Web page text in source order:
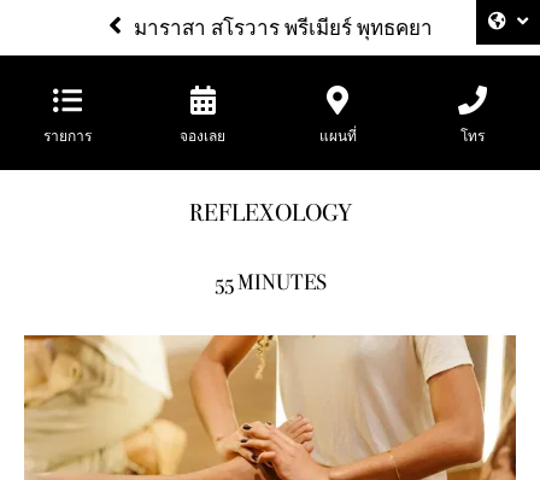
มาราสา สโรวาร พรีเมียร์ พุทธคยา
รายการ จองเลย แผนที่ โทร
REFLEXOLOGY
55 MINUTES